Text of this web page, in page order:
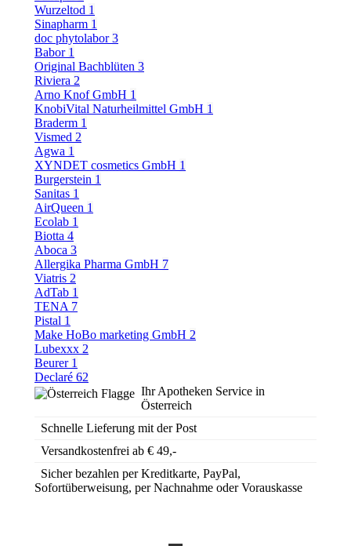
Wurzeltod 1
Sinapharm 1
doc phytolabor3
Babor 1
Original Bachblüten 3
Riviera 2
Arno Knof GmbH 1
KnobiVital Naturheilmittel GmbH 1
Braderm 1
Vismed 2
Agwa 1
XYNDET cosmetics GmbH 1
Burgerstein 1
Sanitas 1
AirQueen 1
Ecolab 1
Biotta 4
Aboca 3
Allergika Pharma GmbH 7
Viatris 2
AdTab 1
TENA 7
Pistal 1
Make HoBo marketing GmbH 2
Lubexxx 2
Beurer 1
Declaré 62
Ihr Apotheken Service in
Österreich
Schnelle Lieferung mit der Post
Versandkostenfrei ab € 49,-
Sicher bezahlen per Kreditkarte, PayPal,
Sofortüberweisung, per Nachnahme oder Vorauskasse